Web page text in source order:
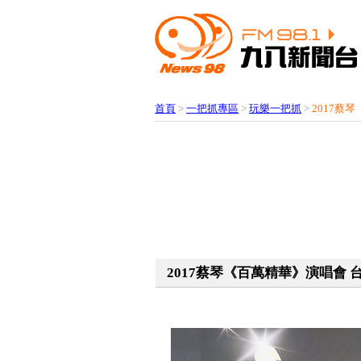
首頁 > 一把抓專區 > 玩樂一把抓 > 2017蔡琴
2017蔡琴《百萬精華》演唱會